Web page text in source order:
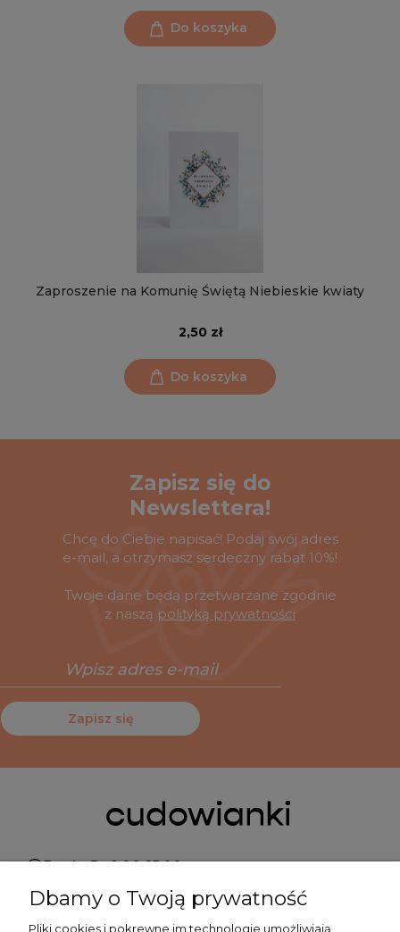
Do koszyka
Zaproszenie na Komunię Świętą Niebieskie kwiaty
2,50 zł
Do koszyka
Zapisz się do
Newslettera!
Chcę do Ciebie napisać! Podaj swój adres
e-mail, a otrzymasz serdeczny rabat 10%!
Twoje dane będą przetwarzane zgodnie
z naszą polityką prywatności
Zapisz się
Pn do Pt 9:00-15:00
+48 519 462 010
Dbamy o Twoją prywatność
Pliki cookies i pokrewne im technologie umożliwiają